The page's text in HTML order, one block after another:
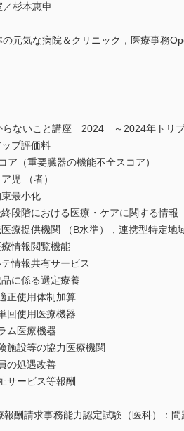
杉本恵申
の元気な病院＆クリニック，医療事務
ないこと講座 2024 ～2024年トリプ
プ評価料
ア（重要臓器の機能不全スコア）
児 （者）
最小化
段階における医療・ケアに関する情報
療提供機関 （B水準），連携型特定地
情報閲覧機能
情報共有サービス
に係る選定療養
正使用体制加算
回使用医療機器
ム医療機器
施設等の協力医療機関
の処遇改善
サービス等報酬
報酬請求事務能力認定試験（医科）：問